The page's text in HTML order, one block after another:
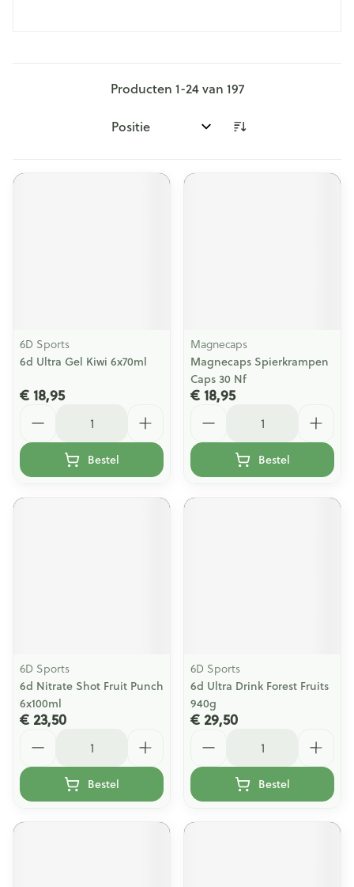
Producten 1-24van 197
Sorteer op:
6D Sports
6d Ultra Gel Kiwi 6x70ml
€ 18,95
Bestel
Magnecaps
Magnecaps Spierkrampen
Caps 30 Nf
€ 18,95
Bestel
6D Sports
6d Nitrate Shot Fruit Punch
6x100ml
€ 23,50
Bestel
6D Sports
6d Ultra Drink Forest Fruits
940g
€ 29,50
Bestel